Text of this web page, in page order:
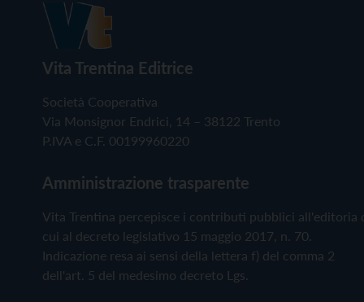
Vita Trentina Editrice
Società Cooperativa
Via Monsignor Endrici, 14 – 38122 Trento
P.IVA e C.F. 00199960220
Amministrazione trasparente
Vita Trentina percepisce i contributi pubblici all'editoria
cui al decreto legislativo 15 maggio 2017, n. 70.
Indicazione resa ai sensi della lettera f) del comma 2
dell'art. 5 del medesimo decreto Lgs.